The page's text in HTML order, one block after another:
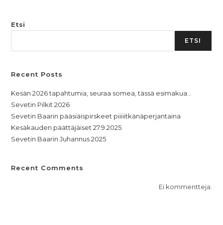
Etsi
ETSI
Recent Posts
Kesän 2026 tapahtumia, seuraa somea, tässä esimakua…
Sevetin Pilkit 2026
Sevetin Baarin pääsiäispirskeet piiiiitkänäperjantaina
Kesäkauden päättäjäiset 27.9.2025
Sevetin Baarin Juhannus 2025
Recent Comments
Ei kommentteja.